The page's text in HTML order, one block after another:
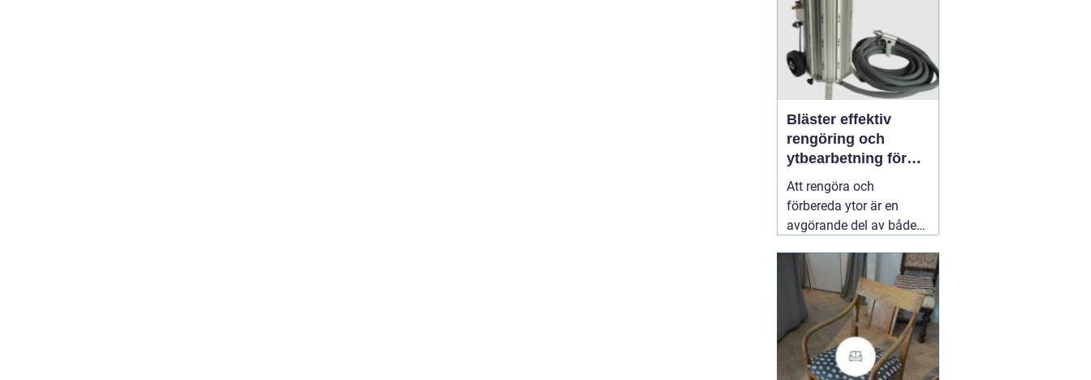
Bläster effektiv
rengöring och
ytbearbetning för
proffs och
hantverkare
Att rengöra och
förbereda ytor är en
avgörande del av både
renovering. Färg, rost,
smuts och gamla
beläggningar gör att
material åldras snabbare
och försämrar
slutresultatet vid